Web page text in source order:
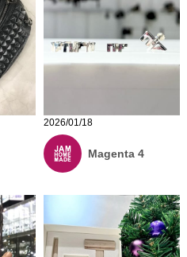
2026/01/18
Magenta 4